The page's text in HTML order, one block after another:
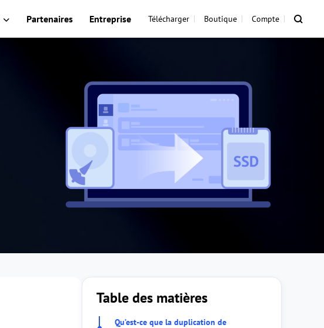
Partenaires Entreprise Télécharger Boutique Compte
Table des matières
Qu’est-ce que la duplication de